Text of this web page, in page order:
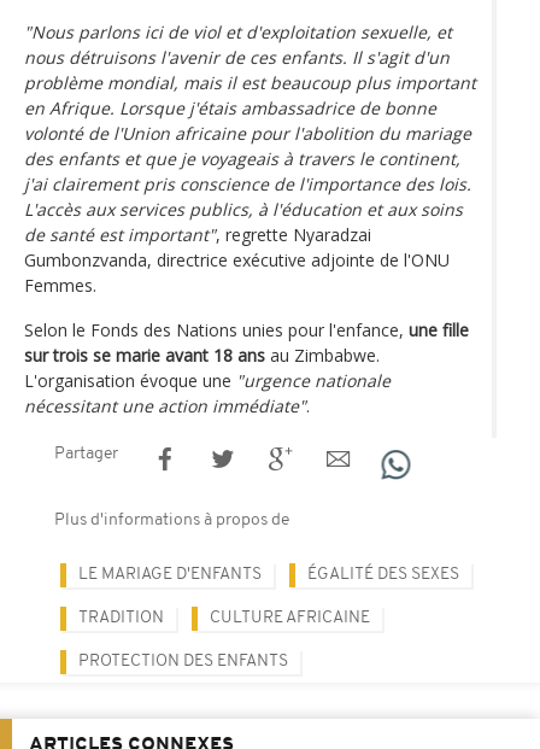
"Nous parlons ici de viol et d'exploitation sexuelle, et
nous détruisons l'avenir de ces enfants. Il s'agit d'un
problème mondial, mais il est beaucoup plus important
en Afrique. Lorsque j'étais ambassadrice de bonne
volonté de l'Union africaine pour l'abolition du mariage
des enfants et que je voyageais à travers le continent,
j'ai clairement pris conscience de l'importance des lois.
L'accès aux services publics, à l'éducation et aux soins
de santé est important", regrette Nyaradzai
Gumbonzvanda, directrice exécutive adjointe de l'ONU
Femmes.
Selon le Fonds des Nations unies pour l'enfance, une fille
sur trois se marie avant 18 ans au Zimbabwe.
L'organisation évoque une "urgence nationale
nécessitant une action immédiate".
Partager
Plus d'informations à propos de
LE MARIAGE D'ENFANTS ÉGALITÉ DES SEXES
TRADITION CULTURE AFRICAINE
PROTECTION DES ENFANTS